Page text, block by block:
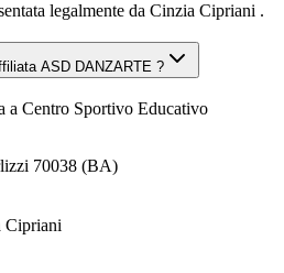
legalmente da Cinzia Cipriani .
A quali federazioni od enti è affiliata ASD DANZARTE ?
Centro Sportivo Educativo
70038 (BA)
Cipriani